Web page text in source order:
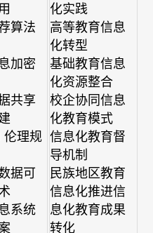
算法
加密
共享
伦理规
据可
系统
化实践
高等教育信息
化转型
基础教育信息
化资源整合
校企协同信息
化教育模式
信息化教育督
导机制
民族地区教育
信息化推进信
息化教育成果
转化